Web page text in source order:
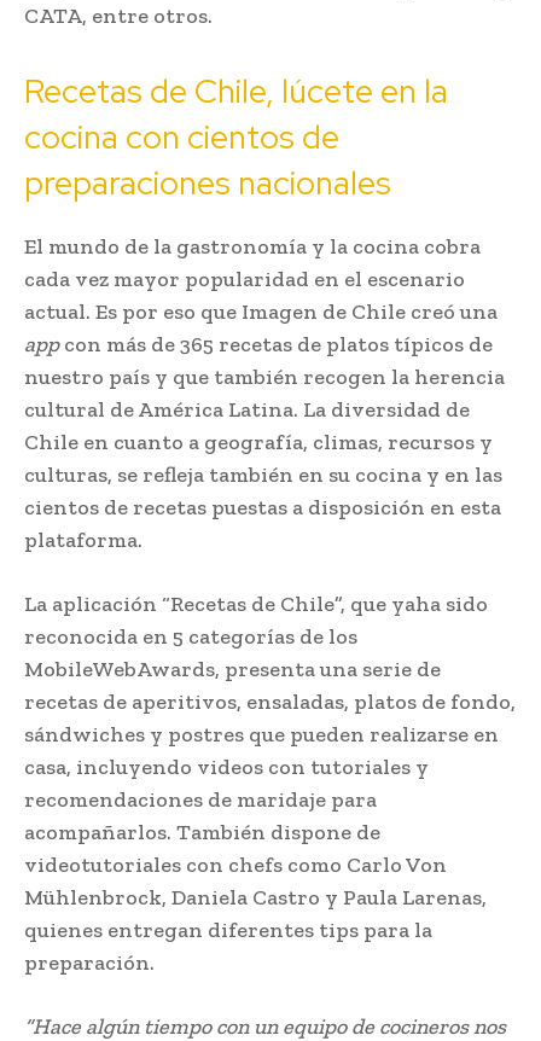
CATA, entre otros.
Recetas de Chile, lúcete en la
cocina con cientos de
preparaciones nacionales
El mundo de la gastronomía y la cocina cobra
cada vez mayor popularidad en el escenario
actual. Es por eso que Imagen de Chile creó una
appcon más de 365 recetas de platos típicos de
nuestro país y que también recogen la herencia
cultural de América Latina. La diversidad de
Chile en cuanto a geografía, climas, recursos y
culturas, se refleja también en su cocina y en las
cientos de recetas puestas a disposición en esta
plataforma.
La aplicación “Recetas de Chile”, que yaha sido
reconocida en 5 categorías de los
MobileWebAwards, presenta una serie de
recetas de aperitivos, ensaladas, platos de fondo,
sándwiches y postres que pueden realizarse en
casa, incluyendo videos con tutoriales y
recomendaciones de maridaje para
acompañarlos. También dispone de
videotutoriales con chefs como Carlo Von
Mühlenbrock, Daniela Castro y Paula Larenas,
quienes entregan diferentes tips para la
preparación.
“Hace algún tiempo con un equipo de cocineros nos